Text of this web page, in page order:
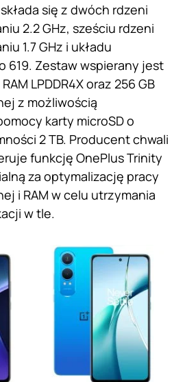
się z dwóch rdzeni
2.2 GHz, sześciu rdzeni
1.7 GHz i układu
619. Zestaw wspierany jest
LPDDR4X oraz 256 GB
z możliwością
karty microSD o
2 TB. Producent chwali
funkcję OnePlus Trinity
za optymalizację pracy
i RAM w celu utrzymania
w tle.